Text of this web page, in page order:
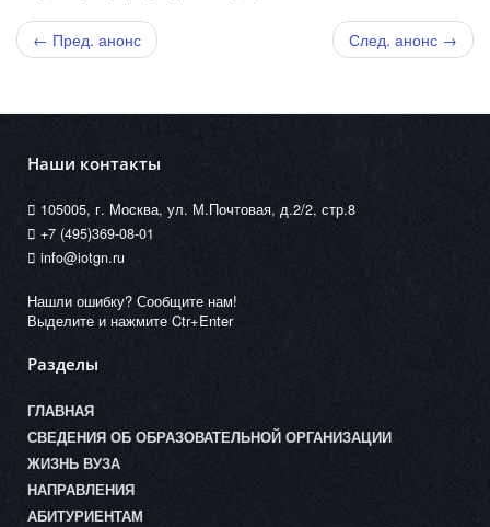
← Пред. анонс След. анонс →
Наши контакты
105005, г. Москва, ул. М.Почтовая, д.2/2, стр.8
+7 (495)369-08-01
info@iotgn.ru
Нашли ошибку? Сообщите нам!
Выделите и нажмите Ctr+Enter
Разделы
ГЛАВНАЯ
СВЕДЕНИЯ ОБ ОБРАЗОВАТЕЛЬНОЙ ОРГАНИЗАЦИИ
ЖИЗНЬ ВУЗА
НАПРАВЛЕНИЯ
АБИТУРИЕНТАМ